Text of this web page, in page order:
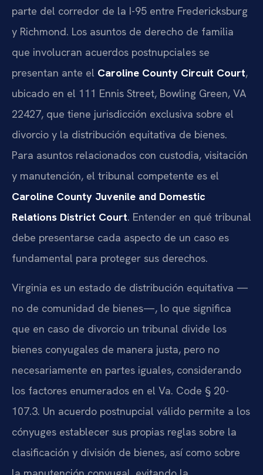
parte del corredor de la I-95 entre Fredericksburg
y Richmond. Los asuntos de derecho de familia
que involucran acuerdos postnupciales se
presentan ante el Caroline County Circuit Court,
ubicado en el 111 Ennis Street, Bowling Green, VA
22427, que tiene jurisdicción exclusiva sobre el
divorcio y la distribución equitativa de bienes.
Para asuntos relacionados con custodia, visitación
y manutención, el tribunal competente es el
Caroline County Juvenile and Domestic
Relations District Court. Entender en qué tribunal
debe presentarse cada aspecto de un caso es
fundamental para proteger sus derechos.
Virginia es un estado de distribución equitativa —
no de comunidad de bienes—, lo que significa
que en caso de divorcio un tribunal divide los
bienes conyugales de manera justa, pero no
necesariamente en partes iguales, considerando
los factores enumerados en el Va. Code § 20-
107.3. Un acuerdo postnupcial válido permite a los
cónyuges establecer sus propias reglas sobre la
clasificación y división de bienes, así como sobre